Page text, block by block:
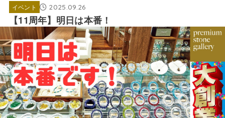
イベント 2025.09.26
【11周年】明日は本番！